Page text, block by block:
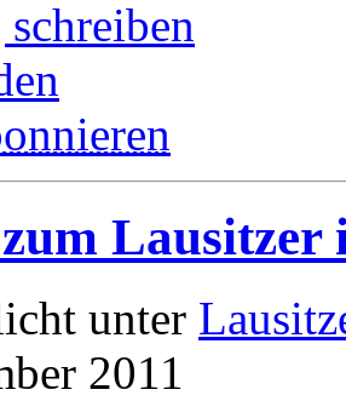
Lausitzer
unter
2011